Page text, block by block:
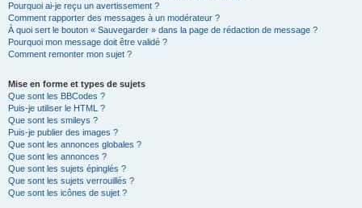
Pourquoi ai-je reçu un avertissement ?
Comment rapporter des messages à un modérateur ?
À quoi sert le bouton « Sauvegarder » dans la page de rédaction de message ?
Pourquoi mon message doit être validé ?
Comment remonter mon sujet ?
Mise en forme et types de sujets
Que sont les BBCodes ?
Puis-je utiliser le HTML ?
Que sont les smileys ?
Puis-je publier des images ?
Que sont les annonces globales ?
Que sont les annonces ?
Que sont les sujets épinglés ?
Que sont les sujets verrouillés ?
Que sont les icônes de sujet ?